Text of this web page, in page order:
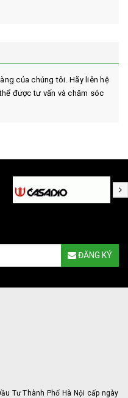
của chúng tôi. Hãy liên hệ
được tư vấn và chăm sóc
ĐĂNG KÝ
Tư Thành Phố Hà Nội cấp ngày